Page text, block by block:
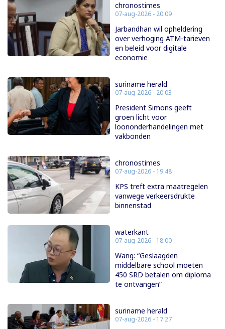
chronostimes
07-aug-2026 - 20:09
Jarbandhan wil opheldering
over verhoging ATM-tarieven
en beleid voor digitale
economie
suriname herald
07-aug-2026 - 20:03
President Simons geeft
groen licht voor
loononderhandelingen met
vakbonden
chronostimes
07-aug-2026 - 19:48
KPS treft extra maatregelen
vanwege verkeersdrukte
binnenstad
waterkant
07-aug-2026 - 18:00
Wang: “Geslaagden
middelbare school moeten
450 SRD betalen om diploma
te ontvangen”
suriname herald
07-aug-2026 - 17:27